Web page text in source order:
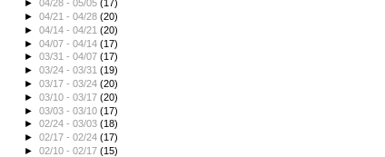
►04/28 - 05/05(17)
►04/21 - 04/28(20)
►04/14 - 04/21(20)
►04/07 - 04/14(17)
►03/31 - 04/07(17)
►03/24 - 03/31(19)
►03/17 - 03/24(20)
►03/10 - 03/17(20)
►03/03 - 03/10(17)
►02/24 - 03/03(18)
►02/17 - 02/24(17)
►02/10 - 02/17(15)